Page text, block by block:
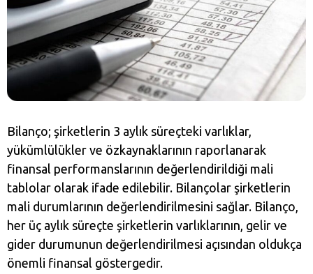
Bilanço; şirketlerin 3 aylık süreçteki varlıklar,
yükümlülükler ve özkaynaklarının raporlanarak
finansal performanslarının değerlendirildiği mali
tablolar olarak ifade edilebilir. Bilançolar şirketlerin
mali durumlarının değerlendirilmesini sağlar. Bilanço,
her üç aylık süreçte şirketlerin varlıklarının, gelir ve
gider durumunun değerlendirilmesi açısından oldukça
önemli finansal göstergedir.